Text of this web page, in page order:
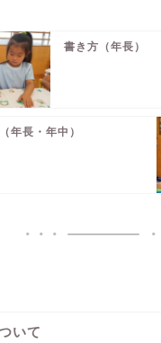
書き方（年長）
年長・年中）
いて